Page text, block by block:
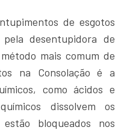
de esgotos
desentupidora de
mais comum de
na Consolação é a
como ácidos e
dissolvem os
bloqueados nos